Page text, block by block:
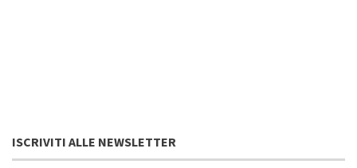
ISCRIVITI ALLE NEWSLETTER